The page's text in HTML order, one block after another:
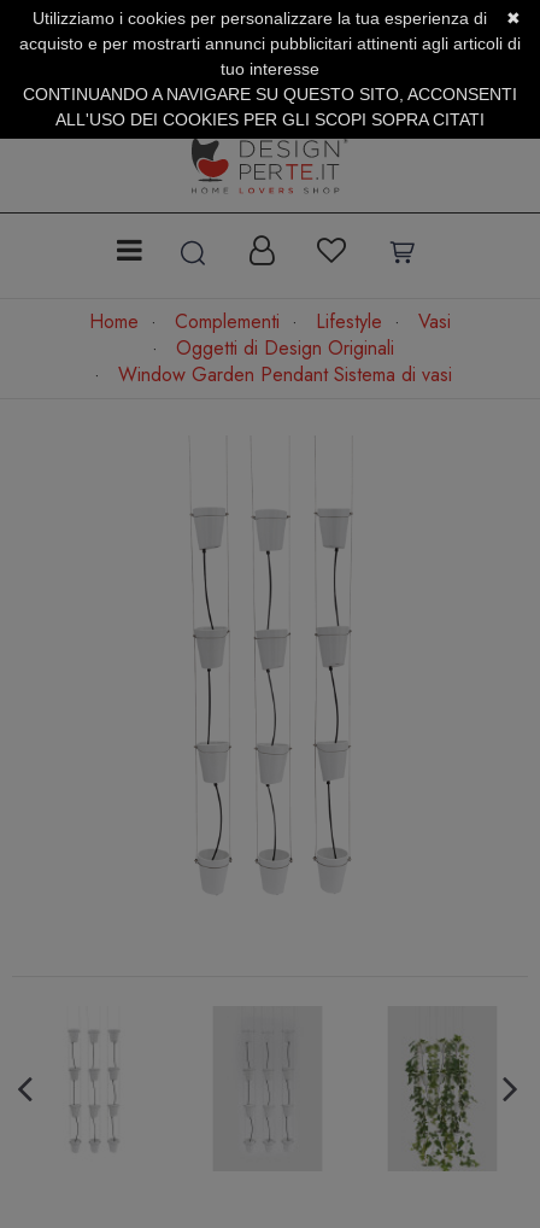
SERVIZIO CLIENTI +39.0773.470.562
SUMMER SALES | Fino al 31 Agosto
Home Complementi Lifestyle
Vasi
Oggetti di Design Originali
Window Garden Pendant Sistema di vasi
✖
Utilizziamo i cookies per personalizzare la tua esperienza di
acquisto e per mostrarti annunci pubblicitari attinenti agli articoli di
tuo interesse
CONTINUANDO A NAVIGARE SU QUESTO SITO, ACCONSENTI
ALL'USO DEI COOKIES PER GLI SCOPI SOPRA CITATI